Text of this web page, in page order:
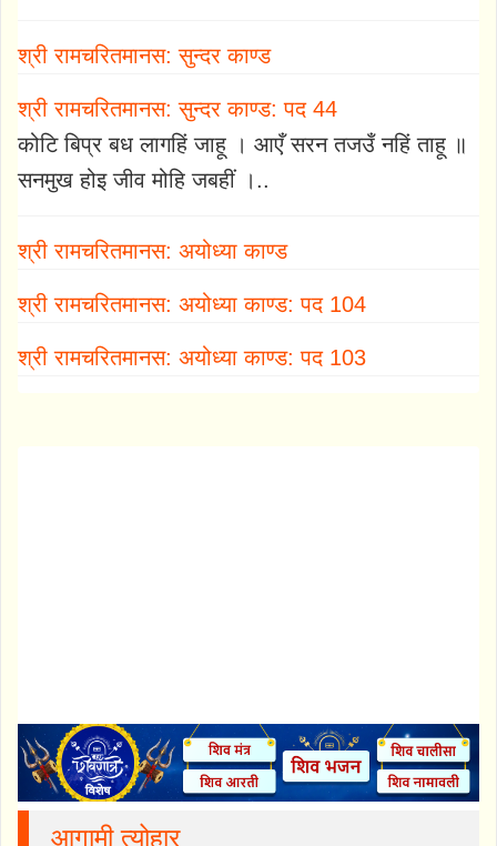
श्री रामचरितमानस: सुन्दर काण्ड
श्री रामचरितमानस: सुन्दर काण्ड: पद 44
कोटि बिप्र बध लागहिं जाहू । आएँ सरन तजउँ नहिं ताहू ॥
सनमुख होइ जीव मोहि जबहीं ।..
श्री रामचरितमानस: अयोध्या काण्ड
श्री रामचरितमानस: अयोध्या काण्ड: पद 104
श्री रामचरितमानस: अयोध्या काण्ड: पद 103
आगामी त्योहार